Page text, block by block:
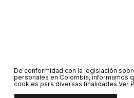
De conformidad con la legislación
personales en Colombia, informamos
cookies para diversas finalidades.Ver